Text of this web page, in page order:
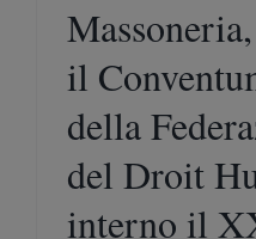
il
della
del Droit
interno il